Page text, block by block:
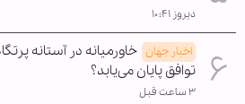
دیروز ۱۰:۴۱
اخبار جهان خاورمیانه در آستانه
توافق پایان می‌یابد؟
۳ ساعت قبل